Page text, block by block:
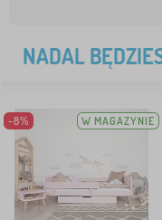
NADAL
-8% W MAGAZYNIE